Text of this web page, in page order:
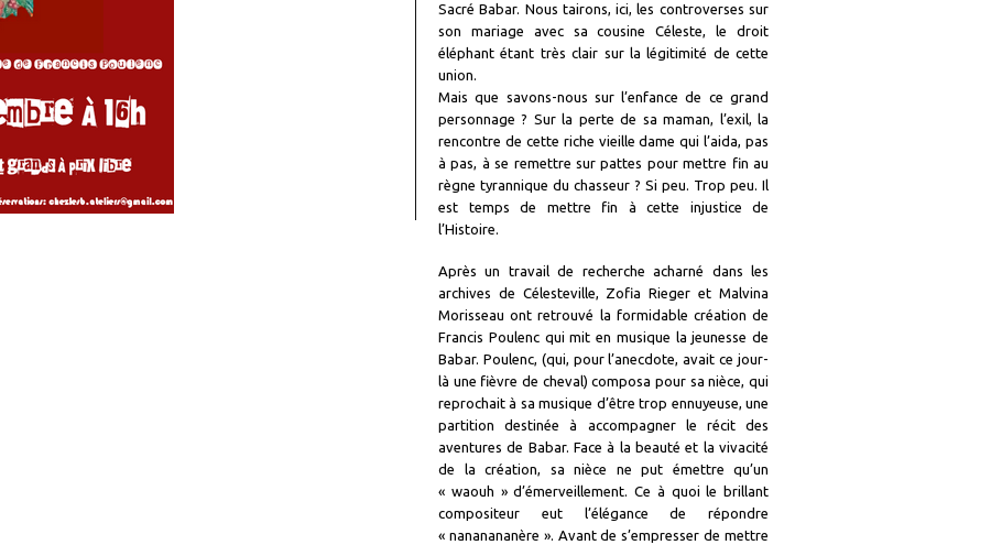
Sacré Babar. Nous tairons, ici, les controverses sur
son mariage avec sa cousine Céleste, le droit
éléphant étant très clair sur la légitimité de cette
union.
Mais que savons-nous sur l’enfance de ce grand
personnage ? Sur la perte de sa maman, l’exil, la
rencontre de cette riche vieille dame qui l’aida, pas
à pas, à se remettre sur pattes pour mettre fin au
règne tyrannique du chasseur ? Si peu. Trop peu. Il
est temps de mettre fin à cette injustice de
l’Histoire.
Après un travail de recherche acharné dans les
archives de Célesteville, Zofia Rieger et Malvina
Morisseau ont retrouvé la formidable création de
Francis Poulenc qui mit en musique la jeunesse de
Babar. Poulenc, (qui, pour l’anecdote, avait ce jour-
là une fièvre de cheval) composa pour sa nièce, qui
reprochait à sa musique d’être trop ennuyeuse, une
partition destinée à accompagner le récit des
aventures de Babar. Face à la beauté et la vivacité
de la création, sa nièce ne put émettre qu’un
« waouh » d’émerveillement. Ce à quoi le brillant
compositeur eut l’élégance de répondre
« nananananère ». Avant de s’empresser de mettre